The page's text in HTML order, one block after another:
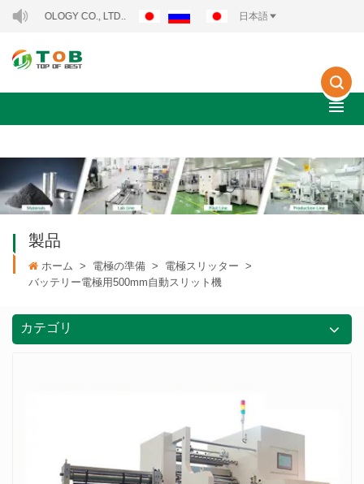
CO., LTD.. 日本語
製品
ホーム > 電極の準備 > 電極スリッター >
バッテリー電極用500mm自動スリット機
カテゴリ